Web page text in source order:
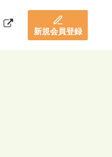
新規会員登録